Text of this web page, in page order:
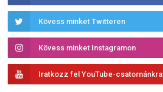
Kövess minket Twitteren
Kövess minket Instagramon
Iratkozz fel YouTube-csatornánkra